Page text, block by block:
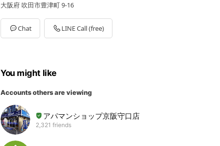
大阪府 吹田市豊津町 9-16
Chat LINE Call (free)
You might like
Accounts others are viewing
アパマンショップ京阪守口店
2,321 friends